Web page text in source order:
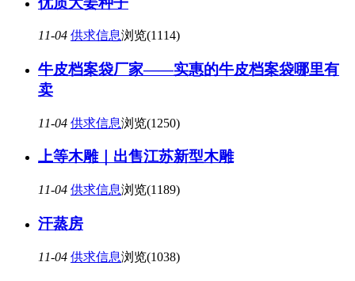
11-04 供求信息浏览(1114)
牛皮档案袋厂家——实惠的牛皮档案袋哪里有
卖
11-04 供求信息浏览(1250)
上等木雕｜出售江苏新型木雕
11-04 供求信息浏览(1189)
汗蒸房
11-04 供求信息浏览(1038)